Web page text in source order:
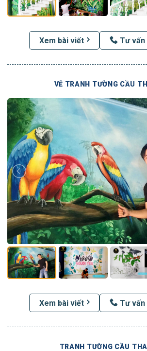
Xem bài viết Tư vấn
VẼ TRANH TƯỜNG CẦU
Xem bài viết Tư vấn
TRANH TƯỜNG CẦU